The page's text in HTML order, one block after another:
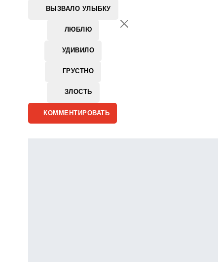
ВЫЗВАЛО УЛЫБКУ
ЛЮБЛЮ
УДИВИЛО
ГРУСТНО
ЗЛОСТЬ
КОММЕНТИРОВАТЬ